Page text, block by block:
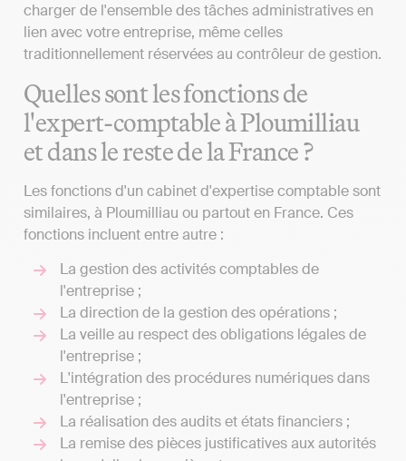
charger de l'ensemble des tâches administratives en
lien avec votre entreprise, même celles
traditionnellement réservées au contrôleur de gestion.
Quelles sont les fonctions de
l'expert-comptable à Ploumilliau
et dans le reste de la France ?
Les fonctions d'un cabinet d'expertise comptable sont
similaires, à Ploumilliau ou partout en France. Ces
fonctions incluent entre autre :
La gestion des activités comptables de
l'entreprise ;
La direction de la gestion des opérations ;
La veille au respect des obligations légales de
l'entreprise ;
L'intégration des procédures numériques dans
l'entreprise ;
La réalisation des audits et états financiers ;
La remise des pièces justificatives aux autorités